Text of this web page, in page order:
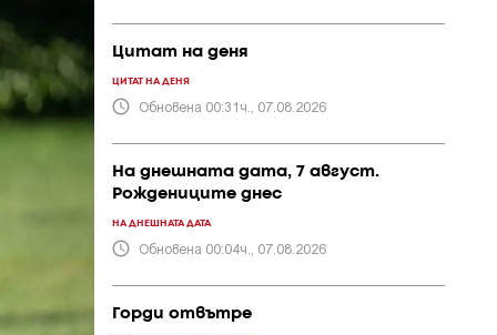
Цитат на деня
ЦИТАТ НА ДЕНЯ
Обновена 00:31ч., 07.08.2026
На днешната дата, 7 август.
Рождениците днес
НА ДНЕШНАТА ДАТА
Обновена 00:04ч., 07.08.2026
Горди отвътре